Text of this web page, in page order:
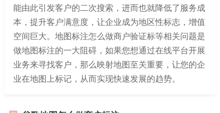
能由此引发客户的二次搜索，进而也就降低了服务成
本，提升客户满意度，让企业成为地区性标志，增值
空间巨大。地图标注怎么做商户验证标等相关问题是
做地图标注的一大阻碍，如果您想通过在线平台开展
业务来寻找客户，那么映射地图至关重要，让您的企
业在地图上标记，从而实现快速发展的趋势。